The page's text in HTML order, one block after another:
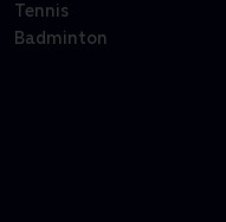
Tennis
Badminton